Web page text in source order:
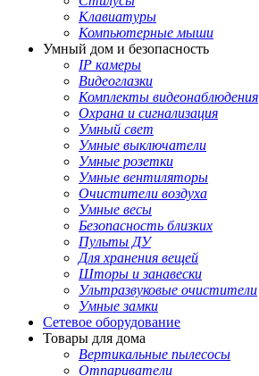
Клавиатуры
Компьютерные мыши
Умный дом и безопасность
IP камеры
Видеоглазки
Комплекты видеонаблюдения
Охрана и сигнализация
Умный свет
Умные выключатели
Умные розетки
Умные вентиляторы
Очистители воздуха
Умные весы
Безопасность близких
Пульты ДУ
Для хранения вещей
Шторы и занавески
Ультразвуковые очистители
Умные замки
Сетевое оборудование
Товары для дома
Вертикальные пылесосы
Отпариватели